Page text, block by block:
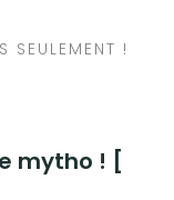
SEULEMENT !
mytho ! [